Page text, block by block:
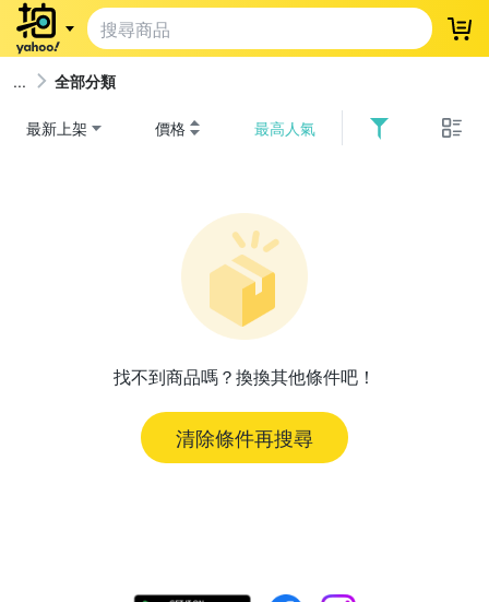
登
全部分類
最新上架 價格 最高人氣
找不到商品嗎？換換其他條件吧！
清除條件再搜尋